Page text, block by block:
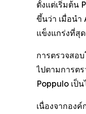
ตั้งแต่เริ่มต้น
ขึ้นว่า เมื่อนำ
แข็งแกร่งที่สุ
การตรวจสอ
ไปตามการต
Poppulo เป็
เนื่องจากอง